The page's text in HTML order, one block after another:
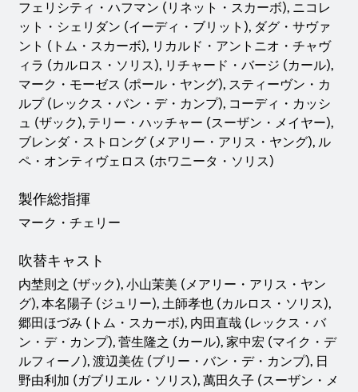
フェリシティ・ハフマン (リネット・スカーボ), ニコレ
ット・シェリダン (イーディ・ブリット), ダグ・サヴァ
ント (トム・スカーボ), リカルド・アントニオ・チャヴ
ィラ (カルロス・ソリス), リチャード・バージ (カール),
マーク・モーゼス (ポール・ヤング), スティーヴン・カ
ルプ (レックス・バン・デ・カンプ), コーディ・カッシ
ュ (ザック), テリー・ハッチャー (スーザン・メイヤー),
ブレンダ・ストロング (メアリー・アリス・ヤング), ル
ペ・オンティヴェロス (ホワニータ・ソリス)
製作総指揮
マーク・チェリー
吹替キャスト
内埜則之 (ザック), 小山茉美 (メアリー・アリス・ヤン
グ), 本名陽子 (ジュリー), 土師孝也 (カルロス・ソリス),
郷田ほづみ (トム・スカーボ), 内田直哉 (レックス・バ
ン・デ・カンプ), 菅生隆之 (カール), 家中宏 (マイク・デ
ルフィーノ), 渡辺美佐 (ブリー・バン・デ・カンプ), 日
野由利加 (ガブリエル・ソリス), 萬田久子 (スーザン・メ